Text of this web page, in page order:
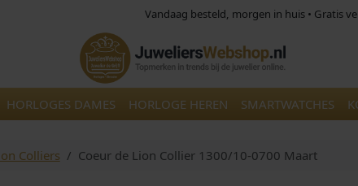
Vandaag besteld, morgen in huis • Gratis
HORLOGES DAMES HORLOGE HEREN SMARTWATCHES
Colliers Coeur de Lion Collier 1300/10-0700 Maart